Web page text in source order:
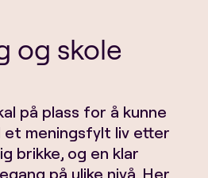
og skole
på plass for å kunne
et meningsfylt liv etter
brikke, og en klar
på ulike nivå. Her